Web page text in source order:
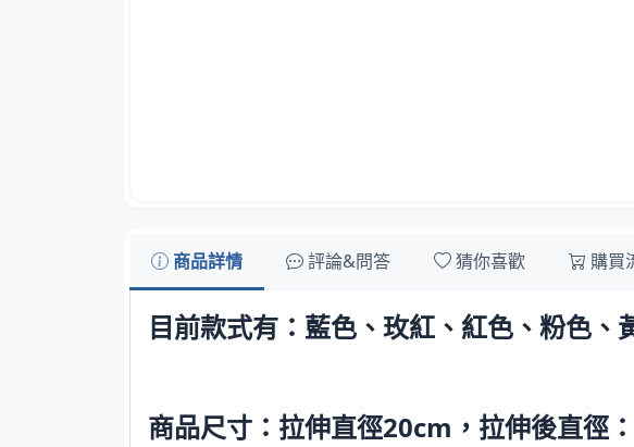
商品詳情 評論&問答 猜你喜歡 購買
目前款式有：藍色、玫紅、紅色、粉色、
商品尺寸：拉伸直徑20cm，拉伸後直徑